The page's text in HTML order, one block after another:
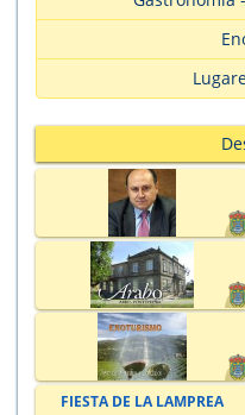
FIESTA DE LA LAMPREA